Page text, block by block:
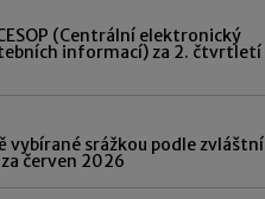
(Centrální elektronický
informací) za 2. čtvrtletí
vybírané srážkou podle zvláštní
červen 2026